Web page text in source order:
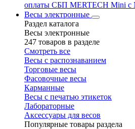
оплаты СБП MERTECH Mini с
Весы электронные
Раздел каталога
Весы электронные
247 товаров в разделе
Смотреть все
Весы с распознаванием
Торговые весы
Фасовочные весы
Карманные
Весы с печатью этикеток
Лабораторные
Аксессуары для весов
Популярные товары раздела